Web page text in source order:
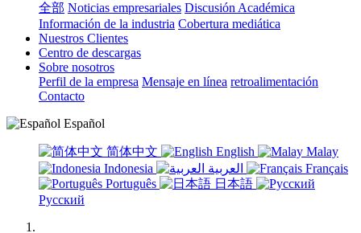
全部 Noticias empresariales Discusión Académica
Información de la industria Cobertura mediática
Nuestros Clientes
Centro de descargas
Sobre nosotros
Perfil de la empresa Mensaje en línea retroalimentación
Contacto
Español
简体中文 English
Malay
Indonesia
Français
Português
日本語
Русский